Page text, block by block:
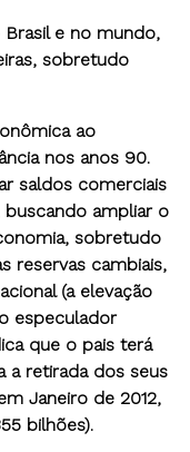
e no mundo,
sobretudo
ao
nos anos 90.
saldos comerciais
buscando ampliar o
sobretudo
reservas cambiais,
(a elevação
especulador
que o pais terá
a retirada dos seus
Janeiro de 2012,
bilhões).